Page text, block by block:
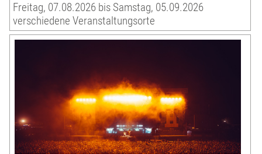
Freitag, 07.08.2026 bis Samstag, 05.09.2026
verschiedene Veranstaltungsorte